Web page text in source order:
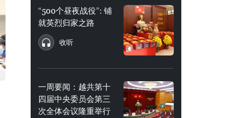
“500个昼夜战役”: 铺
就英烈归家之路
收听
一周要闻：越共第十
四届中央委员会第三
次全体会议隆重举行